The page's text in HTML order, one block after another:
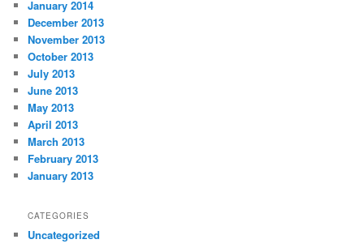
January 2014
December 2013
November 2013
October 2013
July 2013
June 2013
May 2013
April 2013
March 2013
February 2013
January 2013
CATEGORIES
Uncategorized